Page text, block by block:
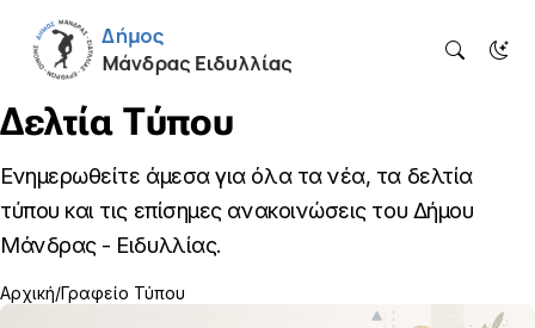
Δελτία Τύπου
Ενημερωθείτε άμεσα για όλα τα νέα, τα δελτία
τύπου και τις επίσημες ανακοινώσεις του Δήμου
Μάνδρας - Ειδυλλίας.
Αρχική Γραφείο Τύπου